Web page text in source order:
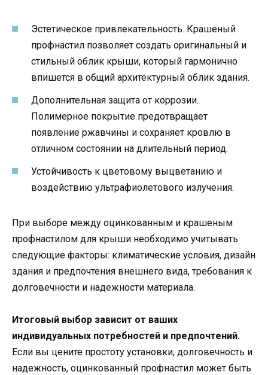
Эстетическое привлекательность. Крашеный
профнастил позволяет создать оригинальный и
стильный облик крыши, который гармонично
впишется в общий архитектурный облик здания.
Дополнительная защита от коррозии.
Полимерное покрытие предотвращает
появление ржавчины и сохраняет кровлю в
отличном состоянии на длительный период.
Устойчивость к цветовому выцветанию и
воздействию ультрафиолетового излучения.
При выборе между оцинкованным и крашеным
профнастилом для крыши необходимо учитывать
следующие факторы: климатические условия, дизайн
здания и предпочтения внешнего вида, требования к
долговечности и надежности материала.
Итоговый выбор зависит от ваших
индивидуальных потребностей и предпочтений.
Если вы цените простоту установки, долговечность и
надежность, оцинкованный профнастил может быть